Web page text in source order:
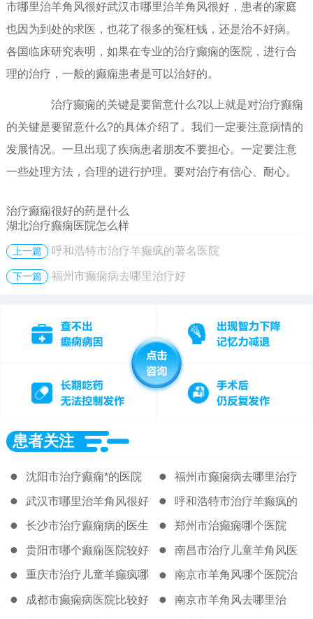
市哪里治羊角风很好武汉市哪里治羊角风很好，患者的家庭
也因为到处的求医，也花了很多的冤枉钱，还是治不好病。
各国临床研究表明，如果在专业的治疗癫痫的医院，进行合
理的治疗，一般的癫痫患者是可以治好的。
治疗癫痫的关键是要留意什么?以上就是对治疗癫痫
的关键是要留意什么?的具体介绍了。我们一定要注意病情的
发展情况。一旦出现了疾病患者朋友不要担心。一定要注意
一些处理方法，合理的进行护理。要对治疗有信心、耐心。
治疗癫痫很好的药是什么
湖北治疗癫痫医院怎么样
上一篇 呼和浩特市治疗羊癫疯的著名医院
下一篇 福州市癫痫病去哪里治疗好
患者关注
沈阳市治疗癫痫*的医院 福州市癫痫病去哪里治疗
好
武汉市哪里治羊角风很好 呼和浩特市治疗羊癫疯的
著名医院
长沙市治疗癫痫病的医生 郑州市治癫痫哪个医院
贵阳市哪个癫痫医院较好 南昌市治疗儿童羊角风医
院
重庆市治疗儿童羊癫疯哪
的医院很好
南京市羊角风哪个医院治
得好
成都市癫痫病医院比较好 南京市羊角风去哪里治